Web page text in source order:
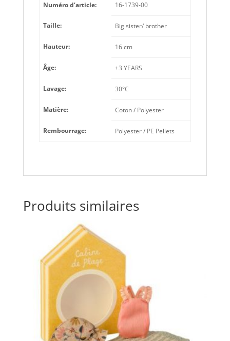
Numéro d’article: 16-1739-00
Taille: Big sister/ brother
Hauteur: 16 cm
Âge: +3 YEARS
Lavage: 30°C
Matière: Coton / Polyester
Rembourrage: Polyester / PE Pellets
Produits similaires